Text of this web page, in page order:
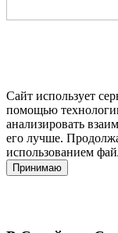
Сайт использует
помощью
анализировать
его лучше.
использованием
Принимаю